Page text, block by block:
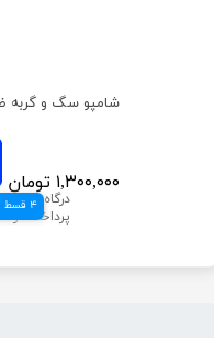
۱,۳۰۰,۰۰۰ تومان
4 قسط